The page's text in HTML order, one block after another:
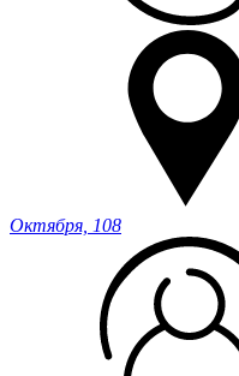
Октября, 108